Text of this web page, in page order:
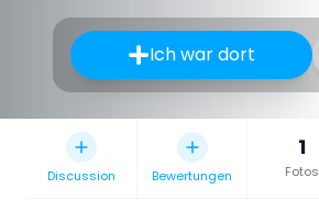
Ich war dort
Discussion Bewertungen
1
Fotos